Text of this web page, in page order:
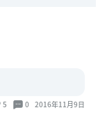
5 0 2016年11月9日